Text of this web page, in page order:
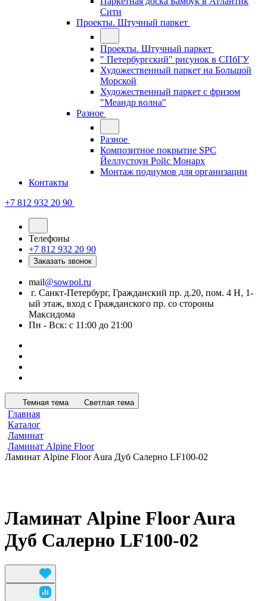
Сити
Проекты. Штучный паркет
Проекты. Штучный паркет
" Петербургский" рисунок в СПбГУ
Художественный паркет на Большой
Морской
Художественный паркет с фризом
"Меандр волна"
Разное
Разное
Композитное покрытие SPC
Йеллустоун Ройс Монарх
Монтаж подиумов для организации
Контакты
+7 812 932 20 90
Телефоны
+7 812 932 20 90
Заказать звонок
mail@sowpol.ru
г. Санкт-Петербург, Гражданский пр. д.20, пом. 4 Н, 1-
ый этаж, вход с Гражданского пр. со стороны
Максидома
Пн - Вск: с 11:00 до 21:00
Темная тема Светлая тема
Главная
Каталог
Ламинат
Ламинат Alpine Floor
Ламинат Alpine Floor Aura Дуб Салерно LF100-02
Ламинат Alpine Floor Aura
Дуб Салерно LF100-02